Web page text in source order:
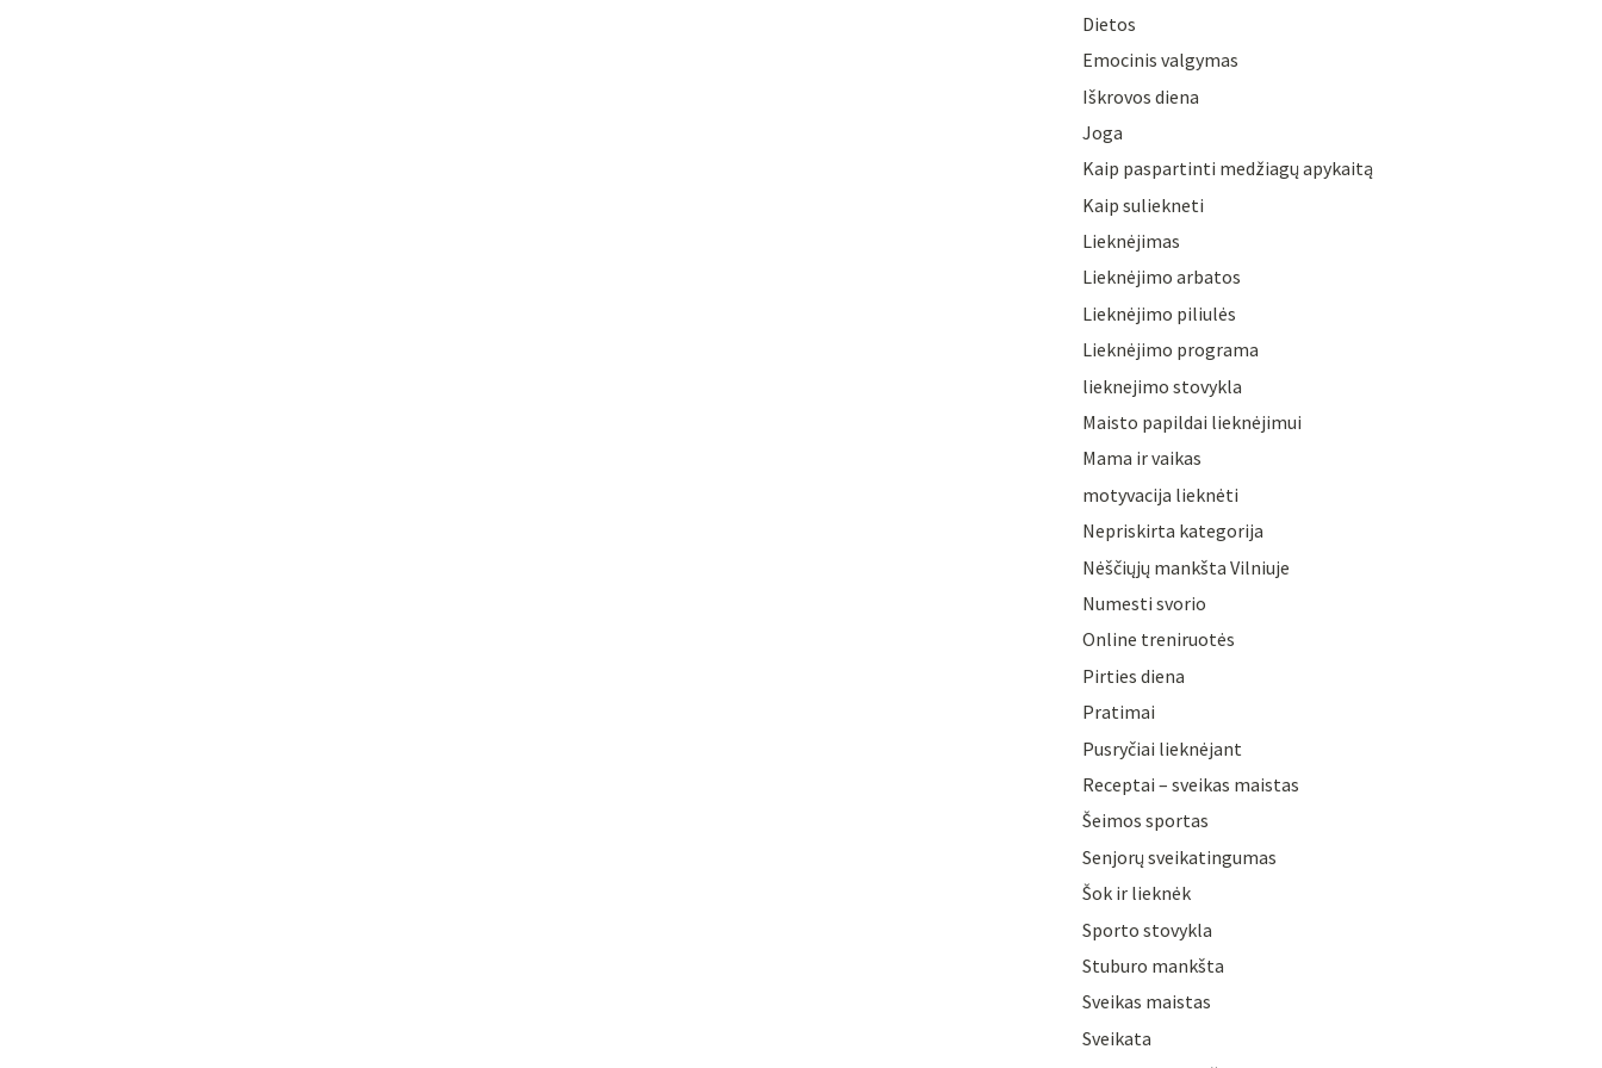
Dietos
Emocinis valgymas
Iškrovos diena
Joga
Kaip paspartinti medžiagų apykaitą
Kaip suliekneti
Lieknėjimas
Lieknėjimo arbatos
Lieknėjimo piliulės
Lieknėjimo programa
lieknejimo stovykla
Maisto papildai lieknėjimui
Mama ir vaikas
motyvacija lieknėti
Nepriskirta kategorija
Nėščiųjų mankšta Vilniuje
Numesti svorio
Online treniruotės
Pirties diena
Pratimai
Pusryčiai lieknėjant
Receptai – sveikas maistas
Šeimos sportas
Senjorų sveikatingumas
Šok ir lieknėk
Sporto stovykla
Stuburo mankšta
Sveikas maistas
Sveikata